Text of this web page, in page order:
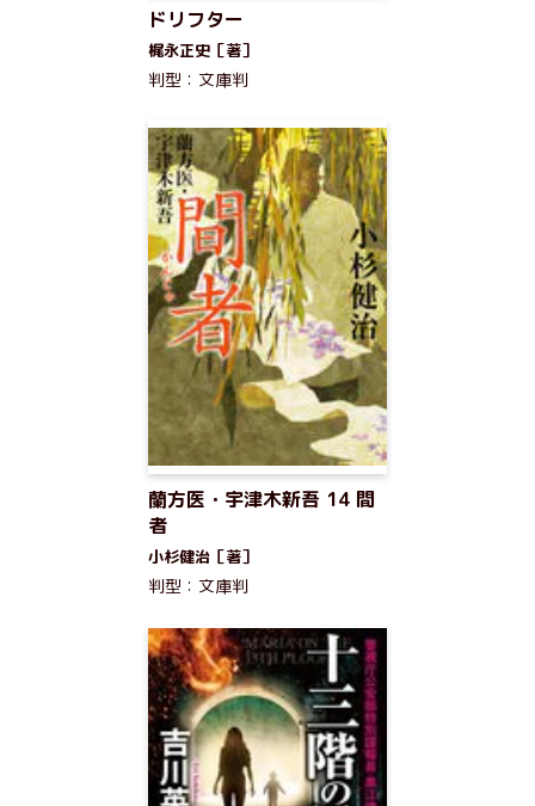
ドリフター
梶永正史［著］
判型：文庫判
蘭方医・宇津木新吾 14 間
者
小杉健治［著］
判型：文庫判